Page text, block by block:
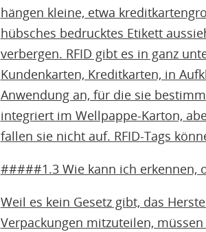
hängen kleine, etwa
hübsches bedrucktes Etikett
verbergen. RFID gibt es in ganz
Kundenkarten, Kreditkarten, in
Anwendung an, für die sie
integriert im Wellpappe-Karton,
fallen sie nicht auf. RFID-Tags
#####1.3 Wie kann ich erkennen,
Weil es kein Gesetz gibt, das
Verpackungen mitzuteilen,